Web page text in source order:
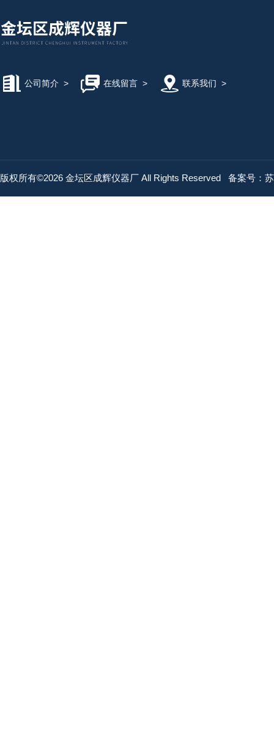
公司简介 > 在线留言> 联系我们 >
版权所有©2026 金坛区成辉仪器厂 All Rights Reserved 备案号：